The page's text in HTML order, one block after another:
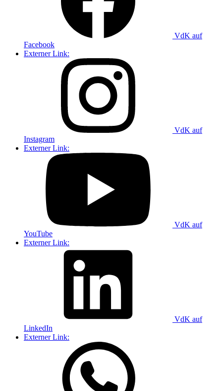
VdK auf
Facebook
Externer Link:
VdK auf
Instagram
Externer Link:
VdK auf
YouTube
Externer Link:
VdK auf
LinkedIn
Externer Link: